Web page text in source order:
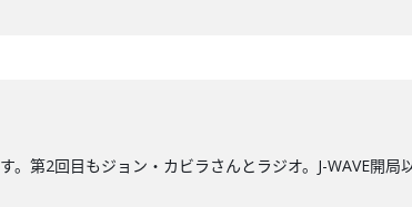
。第2回目もジョン・カビラさんとラジオ。J-WAVE開